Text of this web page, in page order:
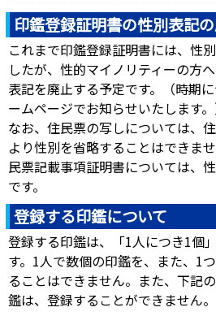
印鑑登録証明書の性別表記
これまで印鑑登録証明書には、性
したが、性的マイノリティーの方
表記を廃止する予定です。（時期
ームページでお知らせいたします。
なお、住民票の写しについては、
より性別を省略することはできま
民票記載事項証明書については、
です。
登録する印鑑について
登録する印鑑は、「1人につき1個
す。1人で数個の印鑑を、また、1
ることはできません。また、下記
鑑は、登録することができません。